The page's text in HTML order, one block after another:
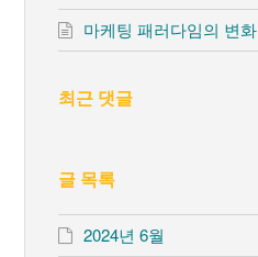
마케팅 패러다임의 변화
최근 댓글
글 목록
2024년 6월